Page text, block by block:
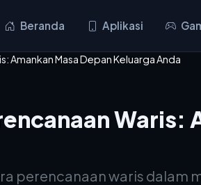
Beranda Aplikasi
Amankan Masa Depan Keluarga Anda
Waris:
perencanaan waris dalam